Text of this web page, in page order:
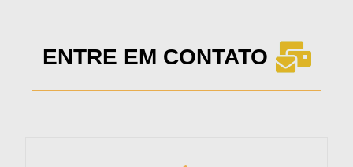
ENTRE EM CONTATO